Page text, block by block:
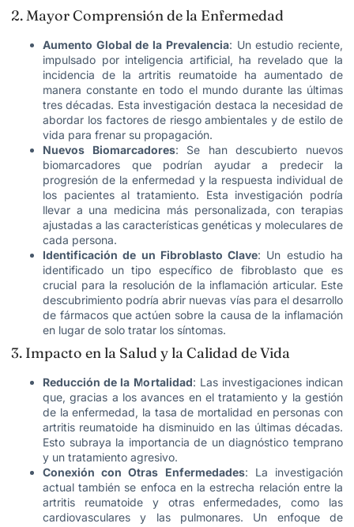
2. Mayor Comprensión de la Enfermedad
Aumento Global de la Prevalencia: Un estudio reciente,
impulsado por inteligencia artificial, ha revelado que la
incidencia de la artritis reumatoide ha aumentado de
manera constante en todo el mundo durante las últimas
tres décadas. Esta investigación destaca la necesidad de
abordar los factores de riesgo ambientales y de estilo de
vida para frenar su propagación.
Nuevos Biomarcadores: Se han descubierto nuevos
biomarcadores que podrían ayudar a predecir la
progresión de la enfermedad y la respuesta individual de
los pacientes al tratamiento. Esta investigación podría
llevar a una medicina más personalizada, con terapias
ajustadas a las características genéticas y moleculares de
cada persona.
Identificación de un Fibroblasto Clave: Un estudio ha
identificado un tipo específico de fibroblasto que es
crucial para la resolución de la inflamación articular. Este
descubrimiento podría abrir nuevas vías para el desarrollo
de fármacos que actúen sobre la causa de la inflamación
en lugar de solo tratar los síntomas.
3. Impacto en la Salud y la Calidad de Vida
Reducción de la Mortalidad: Las investigaciones indican
que, gracias a los avances en el tratamiento y la gestión
de la enfermedad, la tasa de mortalidad en personas con
artritis reumatoide ha disminuido en las últimas décadas.
Esto subraya la importancia de un diagnóstico temprano
y un tratamiento agresivo.
Conexión con Otras Enfermedades: La investigación
actual también se enfoca en la estrecha relación entre la
artritis reumatoide y otras enfermedades, como las
cardiovasculares y las pulmonares. Un enfoque de